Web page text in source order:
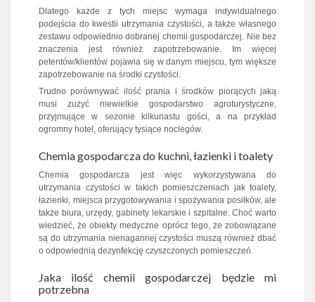
Dlatego każde z tych miejsc wymaga indywidualnego
podejścia do kwestii utrzymania czystości, a także własnego
zestawu odpowiednio dobranej chemii gospodarczej. Nie bez
znaczenia jest również zapotrzebowanie. Im więcej
petentów/klientów pojawia się w danym miejscu, tym większe
zapotrzebowanie na środki czystości.
Trudno porównywać ilość prania i środków piorących jaką
musi zużyć niewielkie gospodarstwo agroturystyczne,
przyjmujące w sezonie kilkunastu gości, a na przykład
ogromny hotel, oferujący tysiące noclegów.
Chemia gospodarcza do kuchni, łazienki i toalety
Chemia gospodarcza jest więc wykorzystywana do
utrzymania czystości w takich pomieszczeniach jak toalety,
łazienki, miejsca przygotowywania i spożywania posiłków, ale
także biura, urzędy, gabinety lekarskie i szpitalne. Choć warto
wiedzieć, że obiekty medyczne oprócz tego, że zobowiązane
są do utrzymania nienagannej czystości muszą również dbać
o odpowiednią dezynfekcję czyszczonych pomieszczeń.
Jaka ilość chemii gospodarczej będzie mi
potrzebna